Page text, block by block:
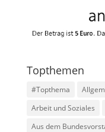
Topthemen
#Topthema
Arbeit und Soziales
Aus dem